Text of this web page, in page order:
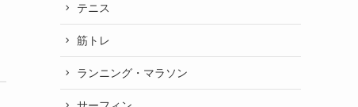
テニス
筋トレ
ランニング・マラソン